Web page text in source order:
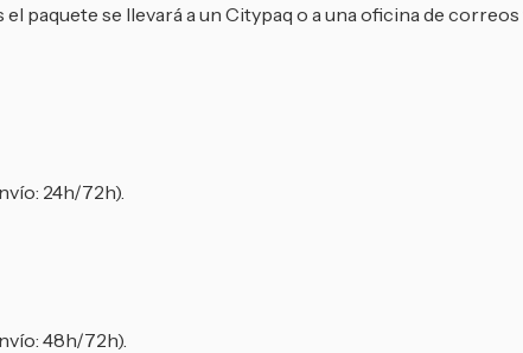
paquete se llevará a un Citypaq o a una oficina de
24h/72h).
48h/72h).